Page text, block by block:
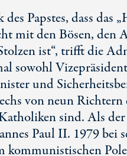
Papstes, dass das
mit den Bösen, den
ist“, trifft die
sowohl
und
von neun
sind. Als
Paul II. 1979 bei
kommunistischen